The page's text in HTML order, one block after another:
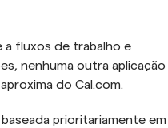
a fluxos de trabalho e
nenhuma outra
do Cal.com.
prioritariamente em